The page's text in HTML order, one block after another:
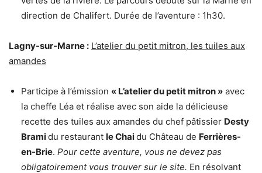
direction de Chalifert. Durée de l’aventure : 1h30.
Lagny-sur-Marne : L’atelier du petit mitron, les tuiles aux
amandes
Participe à l’émission « L’atelier du petit mitron » avec
la cheffe Léa et réalise avec son aide la délicieuse
recette des tuiles aux amandes du chef pâtissier Desty
Bramidu restaurant le Chaidu Château de Ferrières-
en-Brie. Pour cette aventure, vous ne devez pas
obligatoirement vous trouver sur le site. En résolvant